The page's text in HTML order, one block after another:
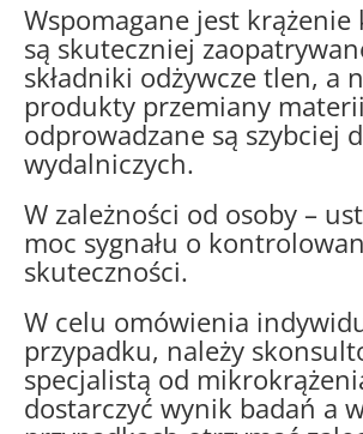
Wspomagane jest
są skuteczniej
składniki odżywcze tlen, a
produkty przemiany materii
odprowadzane są szybciej
wydalniczych.
W zależności od osoby –
moc sygnału o
skuteczności.
W celu omówienia
przypadku, należy
specjalistą od
dostarczyć wynik badań a